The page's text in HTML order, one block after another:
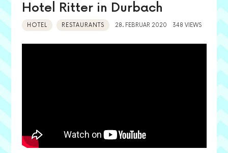
Hotel Ritter in Durbach
HOTEL RESTAURANTS 28. FEBRUAR 2020 348 VIEWS